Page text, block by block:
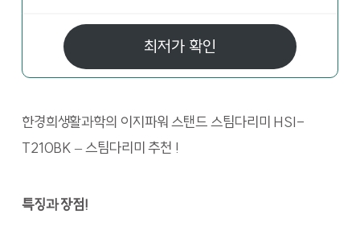
최저가 확인
한경희생활과학의 이지파워 스탠드 스팀다리미 HSI-
T210BK – 스팀다리미 추천 !
특징과 장점!